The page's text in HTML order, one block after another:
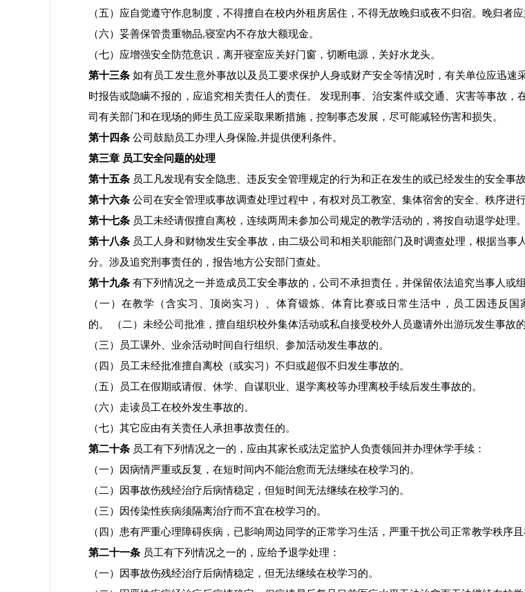
（五）应自觉遵守作息制度，不得擅自在校内外租房居住，不得无故晚归或夜不归宿。晚归者
（六）妥善保管贵重物品,寝室内不存放大额现金。
（七）应增强安全防范意识，离开寝室应关好门窗，切断电源，关好水龙头。
第十三条 如有员工发生意外事故以及员工要求保护人身或财产安全等情况时，有关单位应迅
时报告或隐瞒不报的，应追究相关责任人的责任。 发现刑事、治安案件或交通、灾害等事故
司有关部门和在现场的师生员工应采取果断措施，控制事态发展，尽可能减轻伤害和损失。
第十四条 公司鼓励员工办理人身保险,并提供便利条件。
第三章 员工安全问题的处理
第十五条 员工凡发现有安全隐患、违反安全管理规定的行为和正在发生的或已经发生的安全事
第十六条 公司在安全管理或事故调查处理过程中，有权对员工教室、集体宿舍的安全、秩序进行
第十七条 员工未经请假擅自离校，连续两周未参加公司规定的教学活动的，将按自动退学处理。
第十八条 员工人身和财物发生安全事故，由二级公司和相关职能部门及时调查处理，根据当
分。涉及追究刑事责任的，报告地方公安部门查处。
第十九条 有下列情况之一并造成员工安全事故的，公司不承担责任，并保留依法追究当事人或
（一）在教学（含实习、顶岗实习）、体育锻炼、体育比赛或日常生活中，员工因违反
的。 （二）未经公司批准，擅自组织校外集体活动或私自接受校外人员邀请外出游玩发生事故的
（三）员工课外、业余活动时间自行组织、参加活动发生事故的。
（四）员工未经批准擅自离校（或实习）不归或超假不归发生事故的。
（五）员工在假期或请假、休学、自谋职业、退学离校等办理离校手续后发生事故的。
（六）走读员工在校外发生事故的。
（七）其它应由有关责任人承担事故责任的。
第二十条 员工有下列情况之一的，应由其家长或法定监护人负责领回并办理休学手续：
（一）因病情严重或反复，在短时间内不能治愈而无法继续在校学习的。
（二）因事故伤残经治疗后病情稳定，但短时间无法继续在校学习的。
（三）因传染性疾病须隔离治疗而不宜在校学习的。
（四）患有严重心理障碍疾病，已影响周边同学的正常学习生活，严重干扰公司正常教学秩序
第二十一条 员工有下列情况之一的，应给予退学处理：
（一）因事故伤残经治疗后病情稳定，但无法继续在校学习的。